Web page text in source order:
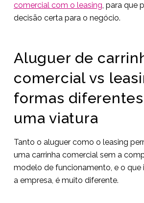
comercial com o leasing, para que
decisão certa para o negócio.
Aluguer de
comercial vs
formas
uma viatura
Tanto o aluguer como o leasing
uma carrinha comercial sem a
modelo de funcionamento, e o que
a empresa, é muito diferente.